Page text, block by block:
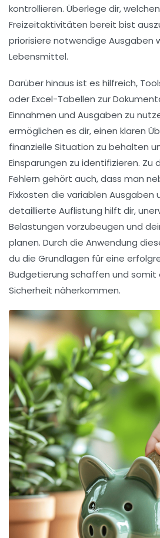
kontrollieren. Überlege dir,
Freizeitaktivitäten bereit bist
priorisiere notwendige Ausgaben
Lebensmittel.
Darüber hinaus ist es hilfreich,
oder Excel-Tabellen zur
Einnahmen und Ausgaben zu
ermöglichen es dir, einen klaren
finanzielle Situation zu behalten
Einsparungen zu identifizieren. Zu
Fehlern gehört auch, dass man
Fixkosten die variablen Ausgaben
detaillierte Auflistung hilft dir,
Belastungen vorzubeugen und
planen. Durch die Anwendung
du die Grundlagen für eine
Budgetierung schaffen und somit
Sicherheit näherkommen.